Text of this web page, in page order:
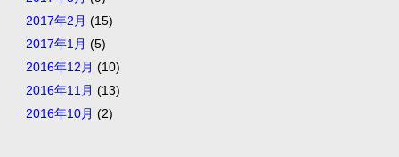
2017年2月 (15)
2017年1月 (5)
2016年12月 (10)
2016年11月 (13)
2016年10月 (2)